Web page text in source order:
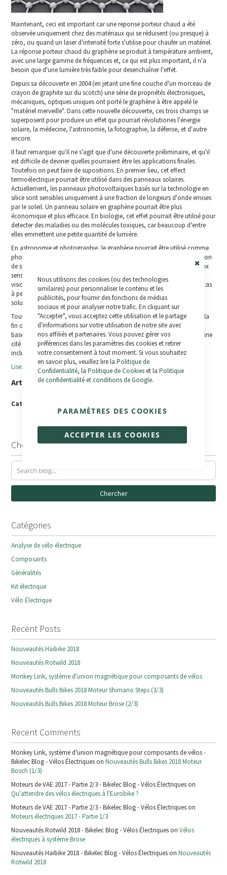
Cookie
Bar
Nous utilisons des cookies (ou des technologies
similaires) pour personnaliser le contenu et les
publicités, pour fournir des fonctions de médias
sociaux et pour analyser notre trafic. En cliquant sur
"Accepter", vous acceptez cette utilisation et le partage
d'informations sur votre utilisation de notre site avec
nos affiliés et partenaires. Vous pouvez gérer vos
préférences dans les paramètres des cookies et retirer
votre consentement à tout moment. Si vous souhaitez
en savoir plus, veuillez lire la Politique de
Confidentialité, la Politique de Cookieset la Politique
de confidentialité et conditions de Google.
ACCEPTER LES COOKIES
PARAMÈTRES DES COOKIES
Maintenant, ceci est important car une reponse porteur chaud a été
observée uniquement chez des matériaux qui se réduisent (ou presque) à
zéro, ou quand un laser d'intensité forte s'utilise pour chaufer un matériel.
La réponse porteur chaud du graphène se produit à température ambient,
avec une large gamme de fréquences et, ce qui est plus important, il n'a
besoin que d'une lumière très faible pour desenchaîner l'effet.
Depuis sa découverte en 2004 (en jetant une fine couche d'un morceau de
crayon de graphite sur du scotch) une série de propriétés électroniques,
mécaniques, optiques uniques ont porté le graphène à être appelé le
"matériel merveille". Dans cette nouvelle découverte, ces trois champs se
superposent pour produire un effet qui pourrait révolutiones l'énergie
solaire, la médecine, l'astronomie, la fotographie, la défense, et d'autre
encore.
Il faut remarquer qu'il ne s'agit que d'une découverte préliminaire, et qu'il
est difficile de deviner quelles pourraient être les applications finales.
Toutefois on peut faire de supositions. En premier lieu, cet effect
termoélectrique pourrait être utilisé dans des panneaux solaires.
Actuellement, les panneaux photovoltaïques basés sur la technologie en
silice sont sensibles uniquement à une fraction de longeurs d'onde emises
par le soleil. Un panneau solaire en graphène pourrait être plus
économique et plus efficace. En biologie, cet effet pourrait être utilisé pour
detecter des maladies ou des molécules toxiques, car beaucoup d'entre
elles emmettent une petite quantité de lumière.
En astronomie et photographie, le graphène pourrait être utilisé comme
photodétecteur de haute sensibilité qui fonctionne avec une large portion
de spectrum, qui inclue la lumière infrarouge qui lutte avec de nombreux
senseurs. La même technologie pourrait s'appliquer à des lunettes de
vision nocturne pour une utilisation militaire et, biensûr, dans tous les cas
à peine cités, le graphène est une alternative plus économique aux
solutions actuelles.
Tout cela, à partir d'un matériel qui a été isolé il y a très peu d'annés! À la
fin on ne sait pas réelement quelle peut être la portée de la technologie
basée sur le graphène, mais probablement ce sera tout ce qu'on a à peine
cité et bien d'avantage, et les vélos électriques y seront certainement
inclus!
Lisez plus sur le graphène ou sur la découverte du MIT.
Articles Similaires
Catégories:
Chercher
Chercher
Catégories
Analyse de vélo électrique
Composants
Généralités
Kit électrique
Vélo Électrique
Recent Posts
Nouveautés Haibike 2018
Nouveautés Rotwild 2018
Monkey Link, système d'union magnétique pour composants de vélos
Nouveautés Bulls Bikes 2018 Moteur Shimano Steps (3/3)
Nouveautés Bulls Bikes 2018 Moteur Brose (2/3)
Recent Comments
Monkey Link, système d'union magnétique pour composants de vélos -
Bikelec Blog - Vélos Électriques onNouveautés Bulls Bikes 2018 Moteur
Bosch (1/3)
Moteurs de VAE 2017 - Partie 2/3 - Bikelec Blog - Vélos Électriques on
Qu'attendre des vélos électriques à l'Eurobike ?
Moteurs de VAE 2017 - Partie 2/3 - Bikelec Blog - Vélos Électriques on
Moteurs électriques 2017 - Partie 1/3
Nouveautés Rotwild 2018 - Bikelec Blog - Vélos Électriques onVélos
électriques à système Brose
Nouveautés Haibike 2018 - Bikelec Blog - Vélos Électriques onNouveautés
Rotwild 2018